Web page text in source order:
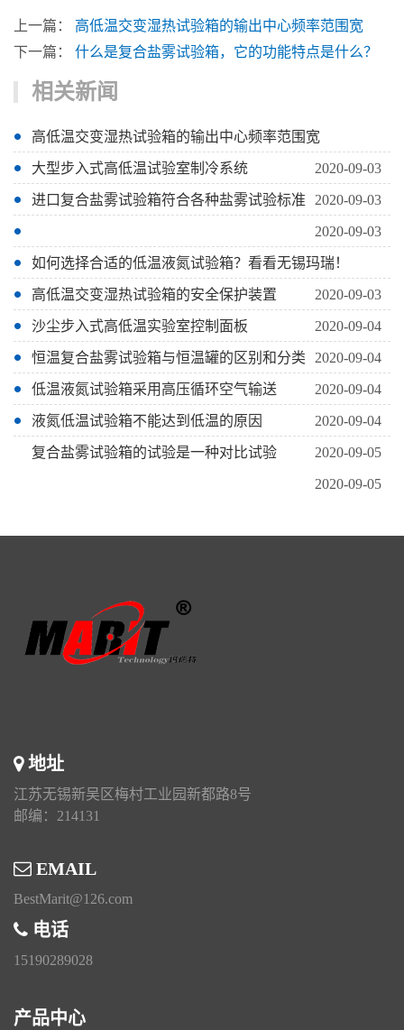
上一篇： 高低温交变湿热试验箱的输出中心频率范围宽
下一篇： 什么是复合盐雾试验箱，它的功能特点是什么？
相关新闻
高低温交变湿热试验箱的输出中心频率范围宽
2020-09-03
大型步入式高低温试验室制冷系统
2020-09-03
进口复合盐雾试验箱符合各种盐雾试验标准
2020-09-03
如何选择合适的低温液氮试验箱？看看无锡玛瑞！
2020-09-03
高低温交变湿热试验箱的安全保护装置
2020-09-04
沙尘步入式高低温实验室控制面板
2020-09-04
恒温复合盐雾试验箱与恒温罐的区别和分类
2020-09-04
低温液氮试验箱采用高压循环空气输送
2020-09-04
液氮低温试验箱不能达到低温的原因
2020-09-05
复合盐雾试验箱的试验是一种对比试验
2020-09-05
地址
江苏无锡新吴区梅村工业园新都路8号
邮编：214131
EMAIL
BestMarit@126.com
电话
15190289028
产品中心